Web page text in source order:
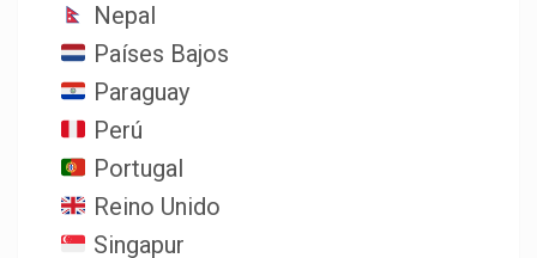
Nepal
Países Bajos
Paraguay
Perú
Portugal
Reino Unido
Singapur